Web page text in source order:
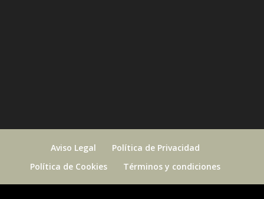
Aviso Legal
Política de Privacidad
Política de Cookies
Términos y condiciones